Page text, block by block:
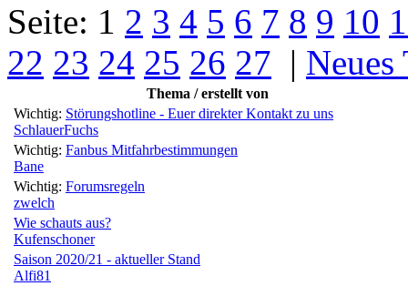
Seite: 1 2 3 4 5 6 7 8 9 10
22 23 24 25 26 27 | Neues
Thema / erstellt von
Wichtig: Störungshotline - Euer direkter Kontakt zu uns
SchlauerFuchs
Wichtig: Fanbus Mitfahrbestimmungen
Bane
Wichtig: Forumsregeln
zwelch
Wie schauts aus?
Kufenschoner
Saison 2020/21 - aktueller Stand
Alfi81